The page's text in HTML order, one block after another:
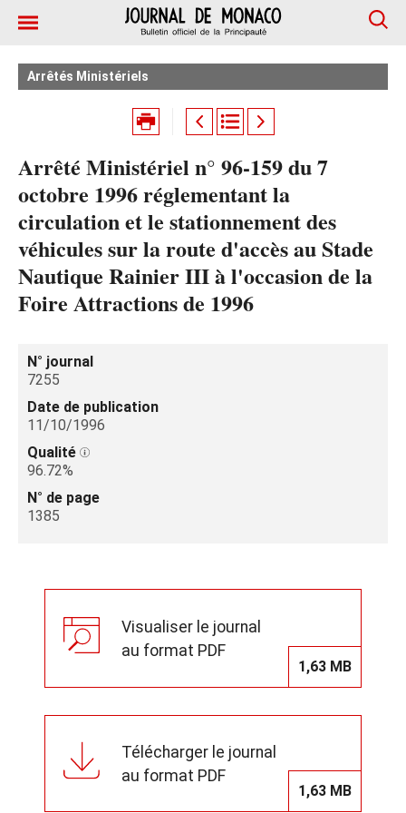
Arrêtés Ministériels
Arrêté Ministériel n° 96-159 du 7
octobre 1996 réglementant la
circulation et le stationnement des
véhicules sur la route d'accès au Stade
Nautique Rainier III à l'occasion de la
Foire Attractions de 1996
N° journal
7255
Date de publication
11/10/1996
Qualité
96.72%
N° de page
1385
Visualiser le journal
au format PDF
1,63 MB
Télécharger le journal
au format PDF
1,63 MB